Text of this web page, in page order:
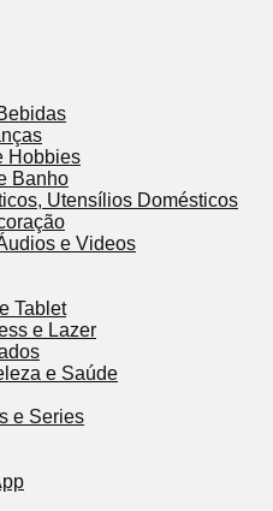
Hobbies
Banho
Utensílios Domésticos
e Videos
Tablet
e Lazer
e Saúde
e Series